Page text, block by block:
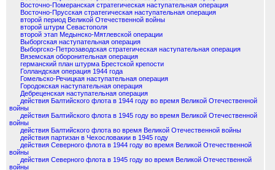
Восточно-Померанская стратегическая наступательная операция
Восточно-Прусская стратегическая наступательная операция
второй период Великой Отечественной войны
второй штурм Севастополя
второй этап Медынско-Мятлевской операции
Выборгская наступательная операция
Выборгско-Петрозаводская стратегическая наступательная операция
Вяземская оборонительная операция
германский план штурма Брестской крепости
Голландская операция 1944 года
Гомельско-Речицкая наступательная операция
Городокская наступательная операция
Дебреценская наступательная операция
действия Балтийского флота в 1944 году во время Великой Отечественной
войны
действия Балтийского флота в 1945 году во время Великой Отечественной
войны
действия Балтийского флота во время Великой Отечественной войны
действия партизан в Чехословакии в 1945 году
действия Северного флота в 1944 году во время Великой Отечественной
войны
действия Северного флота в 1945 году во время Великой Отечественной
войны